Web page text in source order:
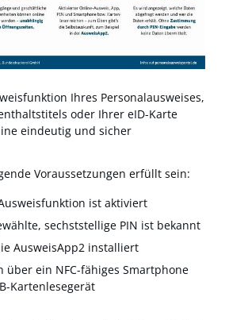
Ihres Personalausweises,
oder Ihrer eID-Karte
eindeutig und sicher
Voraussetzungen erfüllt sein:
ist aktiviert
sechststellige PIN ist bekannt
AusweisApp2 installiert
über ein NFC-fähiges Smartphone
Kartenlesegerät